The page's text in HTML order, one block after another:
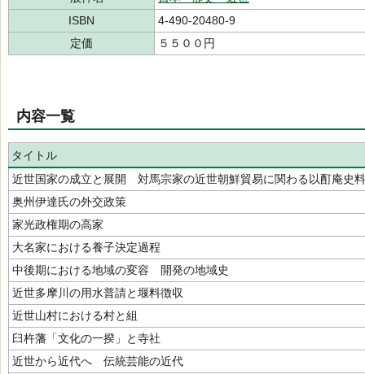
ISBN
4-490-20480-9
定価
５５００円
内容一覧
タイトル
近世国家の成立と展開 対馬宗家の近世朝鮮貿易に関わる以酊庵史
奥州伊達氏の外交政策
家光政権期の高家
大名家における養子決定過程
中後期における地域の変容 開発の地域史
近世多摩川の用水普請と堰料徴収
近世山村における村と組
臼杵藩「文化の一揆」と寺社
近世から近代へ 伝統芸能の近代